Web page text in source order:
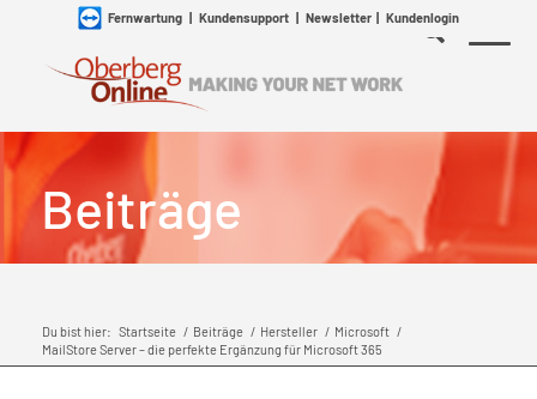
Fernwartung| Kundensupport| Newsletter| Kundenlogin
Beiträge
Du bist hier: Startseite / Beiträge / Hersteller / Microsoft /
MailStore Server – die perfekte Ergänzung für Microsoft 365